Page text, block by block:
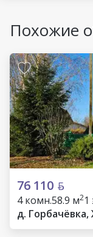
Похожие
76 110
4 комн.58.9 м21
д.